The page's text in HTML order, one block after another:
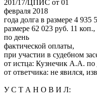
201/17/ЦПИС от 01
февраля 2018
года долга в размере 4 935
размере 62 023 руб. 11 коп.,
по день
фактической оплаты,
при участии в судебном
от истца: Кузнечик А.А. по
от ответчика: не явился,
У С Т А Н О В И Л: